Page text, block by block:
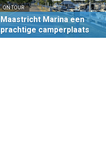
ON TOUR
Maastricht Marina een
prachtige camperplaats